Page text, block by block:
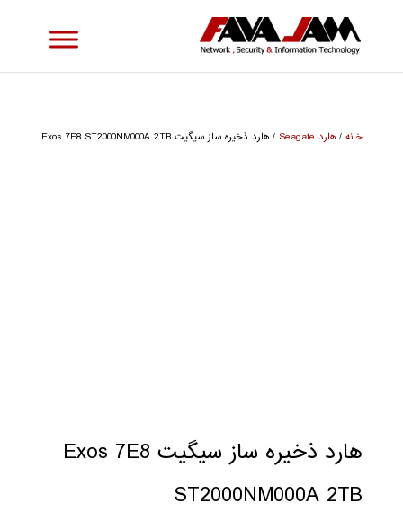
خانه/ هارد Seagate / هارد ذخیره ساز سیگیت Exos 7E8 ST2000NM000A 2TB
هارد ذخیره ساز سیگیت Exos 7E8
ST2000NM000A 2TB